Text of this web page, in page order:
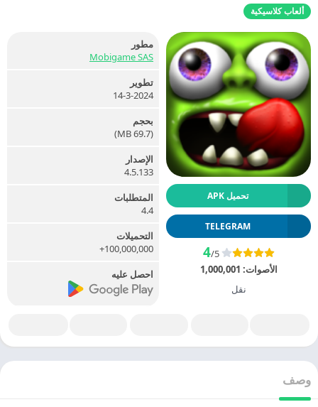
ألعاب كلاسيكية
تحميل APK
TELEGRAM
4/5
الأصوات: 1,000,001
نقل
مطور
Mobigame SAS
تطوير
14-3-2024
بحجم
(69.7 MB)
الإصدار
4.5.133
المتطلبات
4.4
التحميلات
100,000,000+
احصل عليه
وصف